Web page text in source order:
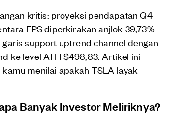
kritis: proyeksi pendapatan Q4
EPS diperkirakan anjlok 39,73%
support uptrend channel dengan
ke level ATH $498,83. Artikel ini
menilai apakah TSLA layak
Banyak Investor Meliriknya?